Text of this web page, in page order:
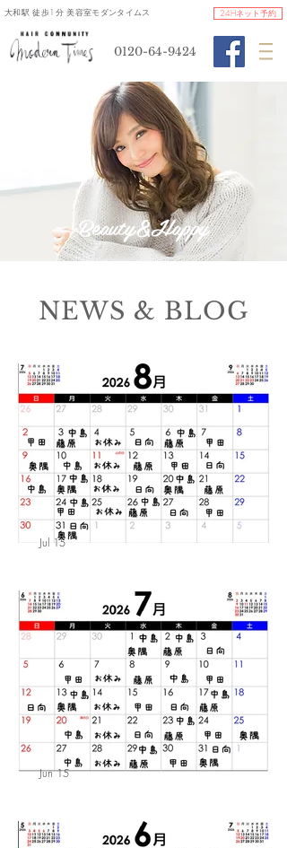
​大和駅 徒歩1分 美容室モダンタイムス
0120-64-9424
24Hネット予約
​Beauty&Happy
NEWS & BLOG
Jul 15
Jun 15